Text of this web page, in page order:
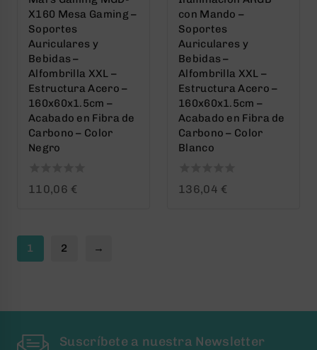
X160 Mesa Gaming –
Soportes
Auriculares y
Bebidas –
Alfombrilla XXL –
Estructura Acero –
160x60x1.5cm –
Acabado en Fibra de
Carbono – Color
Negro
0110,06 €
con Mando –
Soportes
Auriculares y
Bebidas –
Alfombrilla XXL –
Estructura Acero –
160x60x1.5cm –
Acabado en Fibra de
Carbono – Color
Blanco
0136,04 €
1 2 →
Suscríbete a nuestra Newsletter